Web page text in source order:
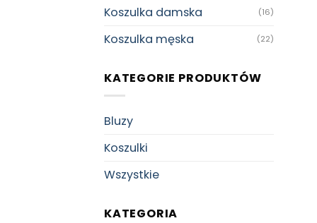
Koszulka damska (16)
Koszulka męska (22)
KATEGORIE PRODUKTÓW
Bluzy
Koszulki
Wszystkie
KATEGORIA